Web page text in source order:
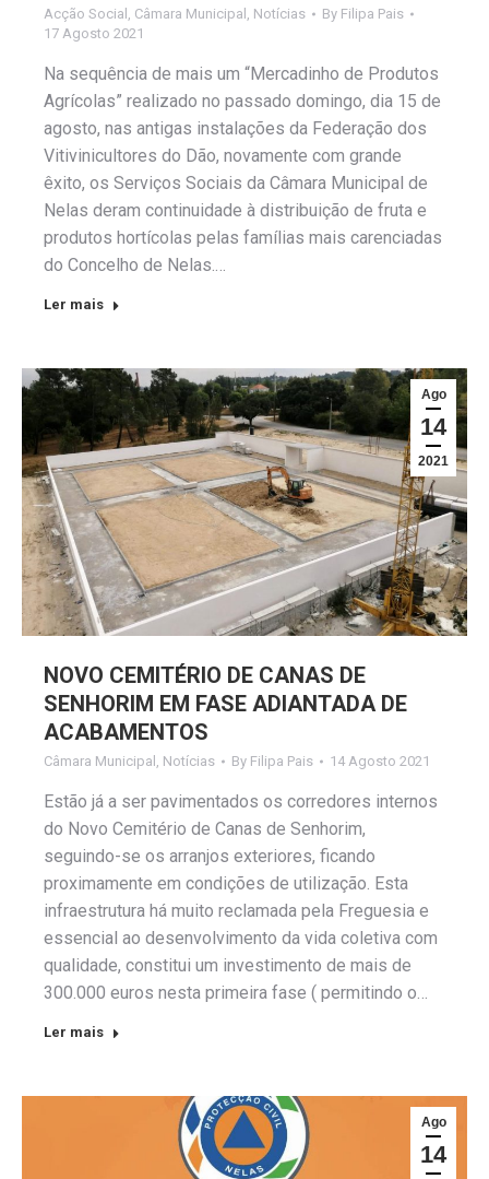
Acção Social , Câmara Municipal , Notícias By Filipa Pais
17 Agosto 2021
Na sequência de mais um “Mercadinho de Produtos
Agrícolas” realizado no passado domingo, dia 15 de
agosto, nas antigas instalações da Federação dos
Vitivinicultores do Dão, novamente com grande
êxito, os Serviços Sociais da Câmara Municipal de
Nelas deram continuidade à distribuição de fruta e
produtos hortícolas pelas famílias mais carenciadas
do Concelho de Nelas.…
Ler mais
Ago
14
2021
NOVO CEMITÉRIO DE CANAS DE
SENHORIM EM FASE ADIANTADA DE
ACABAMENTOS
Câmara Municipal Notícias By Filipa Pais 14 Agosto 2021
Estão já a ser pavimentados os corredores internos
do Novo Cemitério de Canas de Senhorim,
seguindo-se os arranjos exteriores, ficando
proximamente em condições de utilização. Esta
infraestrutura há muito reclamada pela Freguesia e
essencial ao desenvolvimento da vida coletiva com
qualidade, constitui um investimento de mais de
300.000 euros nesta primeira fase ( permitindo o…
Ler mais
Ago
14